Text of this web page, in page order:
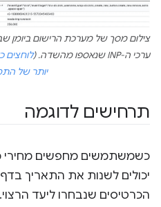
ערכי ה-INP שנאספו מהשדה. (
לוחצים
יותר של
תרחישים לדוגמה
יכולים לשנות את התאריך
הכרטיסים שנבחרו ליעד